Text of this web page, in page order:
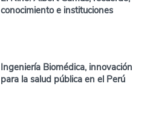
conocimiento e instituciones
Ingeniería Biomédica, innovación
para la salud pública en el Perú